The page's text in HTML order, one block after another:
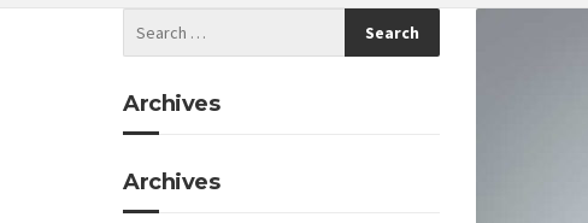
Archives
Archives